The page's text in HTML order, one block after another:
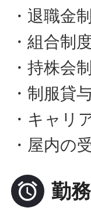
・退職金
・組合制
・持株会
・制服貸
・キャリ
・屋内の
 勤